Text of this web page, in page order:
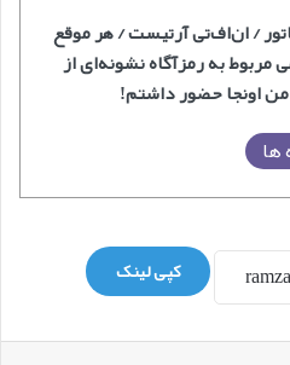
طراح / گرافیست / انیماتور / ان‌اف‌‎تی آرتیست / هر موقع
مربوط به رمزآگاه نشونه‌ای از
اونجا حضور داشتم!
ها
کپی لینک